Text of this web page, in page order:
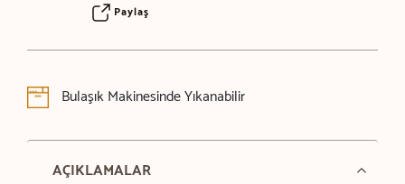
Paylaş
Bulaşık Makinesinde Yıkanabilir
AÇIKLAMALAR